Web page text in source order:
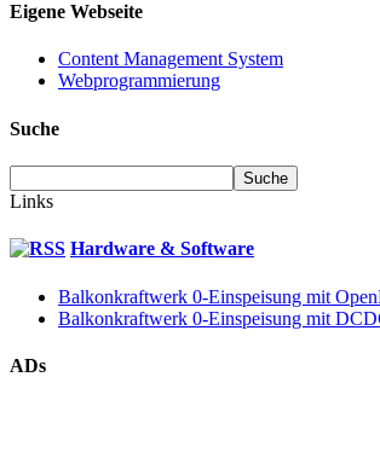
Eigene Webseite
Content Management System
Webprogrammierung
Suche
Links
Hardware & Software
Balkonkraftwerk 0-Einspeisung mit
Balkonkraftwerk 0-Einspeisung mit
ADs